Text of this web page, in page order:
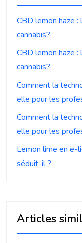
CBD lemon haze
cannabis?
CBD lemon haze
cannabis?
Comment la
elle pour les
Comment la
elle pour les
Lemon lime en e-
séduit-il ?
Articles